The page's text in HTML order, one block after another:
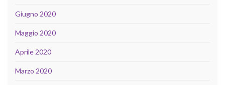
Giugno 2020
Maggio 2020
Aprile 2020
Marzo 2020